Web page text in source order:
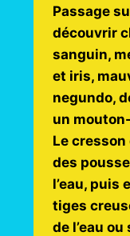
Passage
découvrir
sanguin,
et iris,
negundo,
un
Le cresson
des
l’eau, puis
tiges
de l’eau